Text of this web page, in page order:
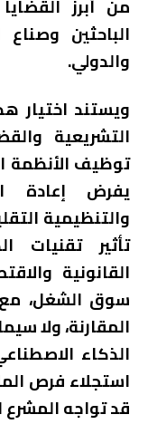
من أبرز
الباحثين
والدولي.
ويستند اختيار
التشريعية
توظيف الأنظمة
يفرض إعادة
والتنظيمية
تأثير تقنيات
القانونية
سوق الشغل، مع
المقارنة، ولا
استجلاء فرص
قد تواجه